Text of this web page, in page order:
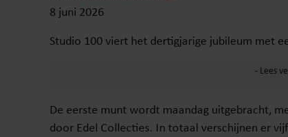
8 juni 2026
Studio 100 viert het dertigjarige jubileum met
De eerste munt wordt maandag uitgebracht,
door Edel Collecties. In totaal verschijnen er